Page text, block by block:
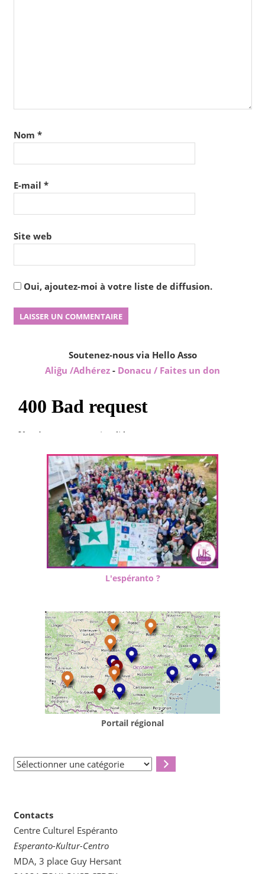
Nom *
E-mail *
Site web
Oui, ajoutez-moi à votre liste de diffusion.
Soutenez-nous via Hello Asso
Aliĝu /Adhérez - Donacu / Faites un don
L'espéranto ?
Portail régional
Sélectionner
Contacts
Centre Culturel Espéranto
Esperanto-Kultur-Centro
MDA, 3 place Guy Hersant